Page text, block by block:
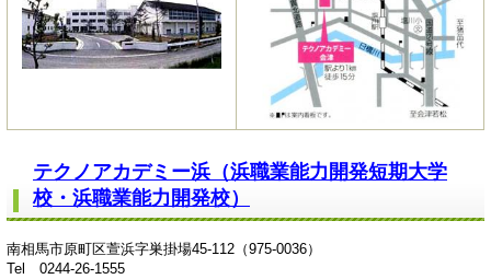
テクノアカデミー浜（浜職業能力開発短期大学
校・浜職業能力開発校）
南相馬市原町区萱浜字巣掛場45-112（975-0036）
Tel 0244-26-1555